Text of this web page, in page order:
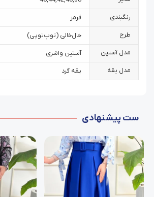
رنگبندی قرمز
طرح خال‌خالی (توپ‌توپی)
مدل آستین آستین واشری
مدل یقه یقه گرد
ست پیشنهادی